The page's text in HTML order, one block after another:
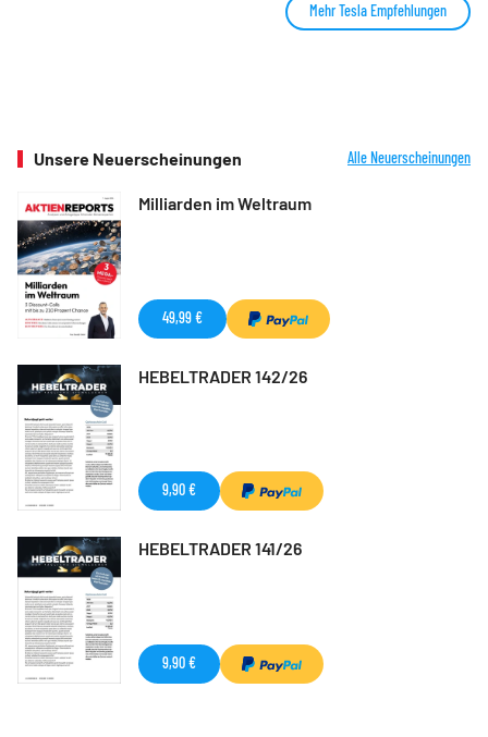
Mehr Tesla Empfehlungen
Unsere Neuerscheinungen Alle Neuerscheinungen
Milliarden im Weltraum
49,99 €
HEBELTRADER 142/26
9,90 €
HEBELTRADER 141/26
9,90 €